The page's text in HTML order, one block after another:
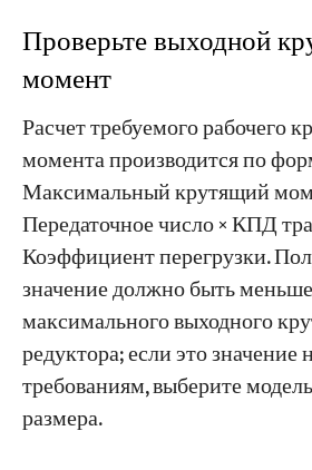
Проверьте выходной
момент
Расчет требуемого рабочего
момента производится по
Максимальный крутящий
Передаточное число × КПД
Коэффициент перегрузки.
значение должно быть
максимального выходного
редуктора; если это значение
требованиям, выберите
размера.